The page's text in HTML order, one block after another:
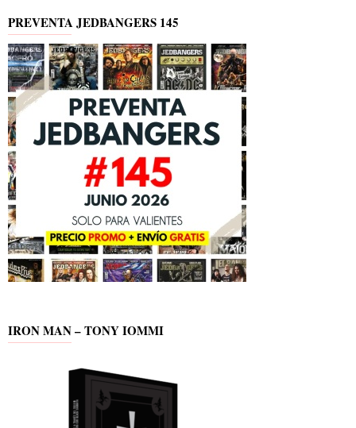
PREVENTA JEDBANGERS 145
IRON MAN – TONY IOMMI